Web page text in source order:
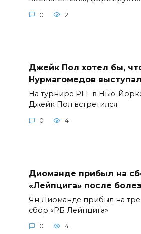
0 2
Джейк Пол хотел бы,
Нурмагомедов выступал
На турнире PFL в Нью-
Джейк Пол встретился
0 4
Диоманде прибыл на
«Лейпцига» после
Ян Диоманде прибыл на
сбор «РБ Лейпцига»
0 4